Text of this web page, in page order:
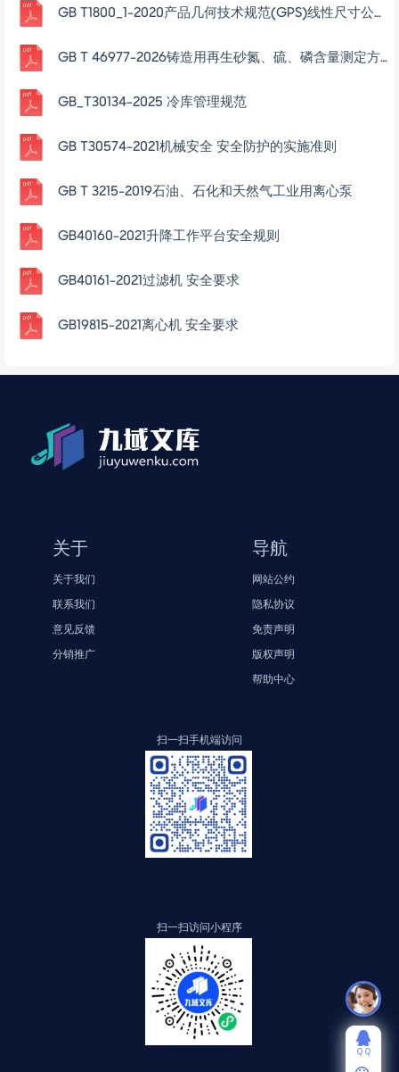
GB T1800_1-2020产品几何技术规范(GPS)线性尺寸公差ISO代号体系
GB T 46977-2026铸造用再生砂氮、硫、磷含量测定方法
GB_T30134-2025 冷库管理规范
GB T30574-2021机械安全 安全防护的实施准则
GB T 3215-2019石油、石化和天然气工业用离心泵
GB40160-2021升降工作平台安全规则
GB40161-2021过滤机 安全要求
GB19815-2021离心机 安全要求
关于
关于我们
联系我们
意见反馈
分销推广
导航
网站公约
隐私协议
免责声明
版权声明
帮助中心
扫一扫手机端访问
扫一扫访问小程序
ＱＱ